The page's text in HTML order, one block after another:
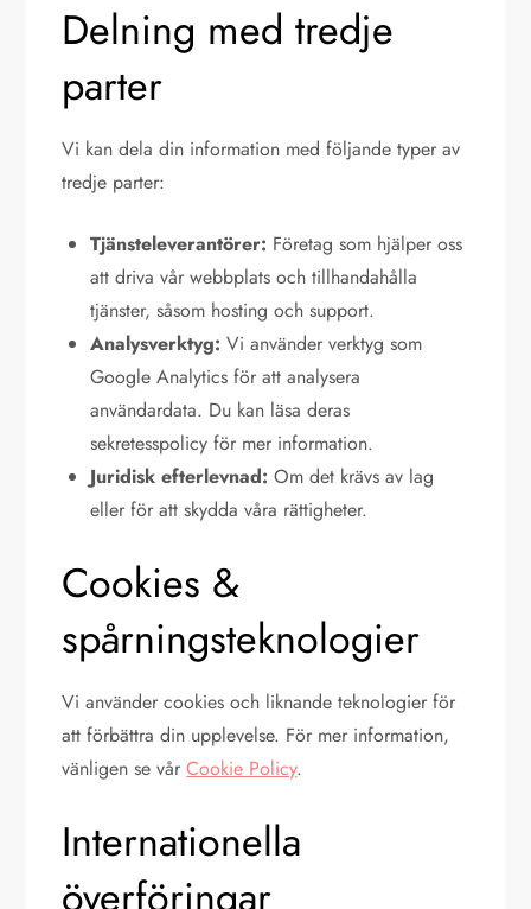
Delning med tredje
parter
Vi kan dela din information med följande typer av
tredje parter:
Tjänsteleverantörer: Företag som hjälper oss
att driva vår webbplats och tillhandahålla
tjänster, såsom hosting och support.
Analysverktyg: Vi använder verktyg som
Google Analytics för att analysera
användardata. Du kan läsa deras
sekretesspolicy för mer information.
Juridisk efterlevnad: Om det krävs av lag
eller för att skydda våra rättigheter.
Cookies &
spårningsteknologier
Vi använder cookies och liknande teknologier för
att förbättra din upplevelse. För mer information,
vänligen se vårCookie Policy.
Internationella